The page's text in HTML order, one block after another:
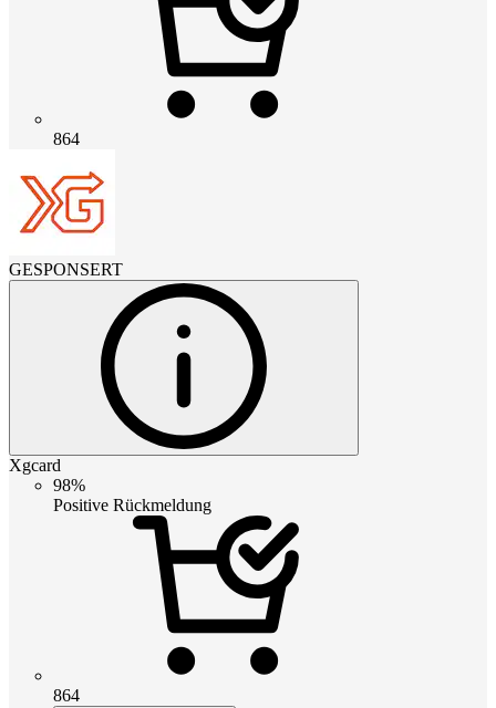
864
GESPONSERT
Xgcard
98%
Positive Rückmeldung
864